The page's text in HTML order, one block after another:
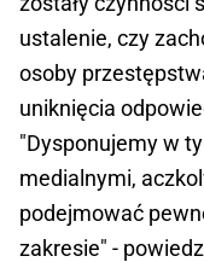
ustalenie, czy
osoby
uniknięcia
"Dysponujemy w
medialnymi,
podejmować
zakresie" -